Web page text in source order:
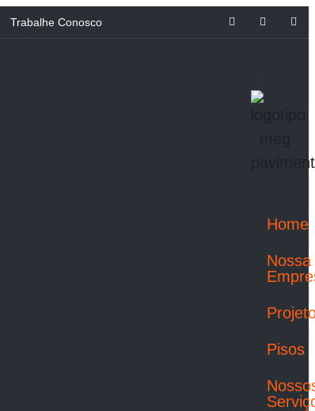
Trabalhe Conosco
Home
Nossa
Pisos